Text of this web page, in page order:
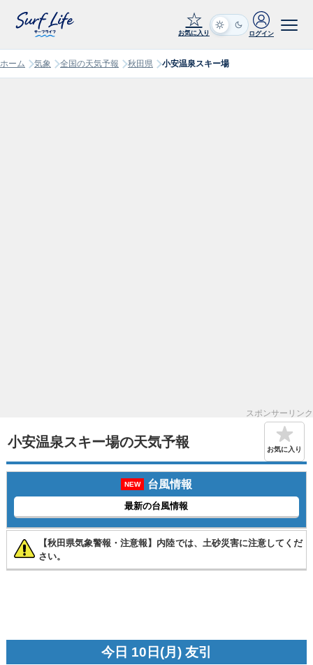
☆
お気に入り ログイン
ホーム 気象 全国の天気予報 秋田県 小安温泉スキー場
スポンサーリンク
小安温泉スキー場の天気予報 お気に入り
NEW 台風情報
最新の台風情報
【秋田県気象警報・注意報】内陸では、土砂災害に注意してくだ
さい。
今日 10日(月) 友引